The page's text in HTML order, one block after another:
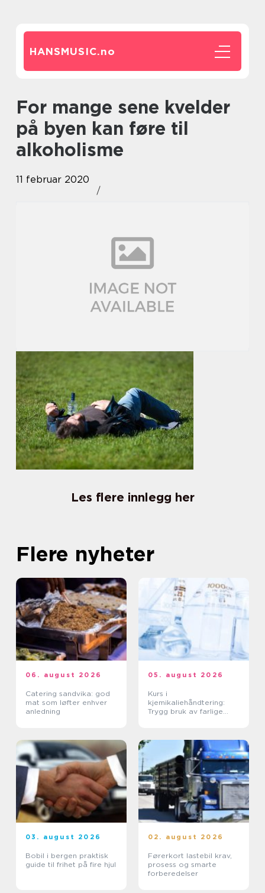
HANSMUSIC.no
For mange sene kvelder
på byen kan føre til
alkoholisme
11 februar 2020
Les flere innlegg her
Flere nyheter
06. august 2026
Catering sandvika: god
mat som løfter enhver
anledning
05. august 2026
Kurs i
kjemikaliehåndtering:
Trygg bruk av farlige
03. august 2026
Bobil i bergen praktisk
guide til frihet på fire hjul
02. august 2026
Førerkort lastebil krav,
prosess og smarte
forberedelser